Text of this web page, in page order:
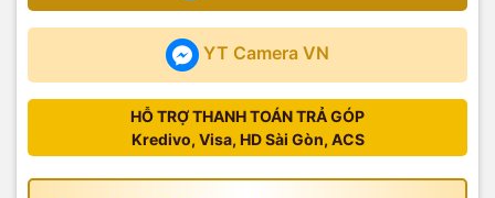
YT Camera VN
HỖ TRỢ THANH TOÁN TRẢ GÓP
Kredivo, Visa, HD Sài Gòn, ACS